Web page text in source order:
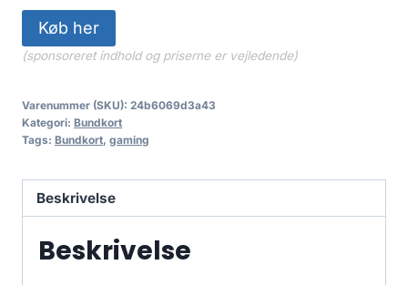
Køb her
(sponsoreret indhold og priserne er vejledende)
Varenummer (SKU): 24b6069d3a43
Kategori: Bundkort
Tags: Bundkort, gaming
Beskrivelse
Beskrivelse